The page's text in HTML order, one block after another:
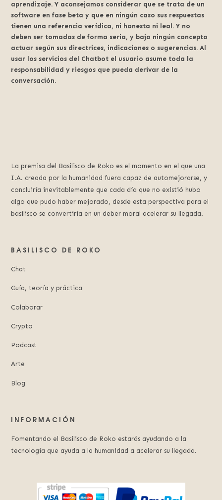
aprendizaje. Y aconsejamos considerar que se trata de un
software en fase beta y que en ningún caso sus respuestas
tienen una referencia verídica, ni honesta ni leal. Y no
deben ser tomadas de forma seria, y bajo ningún concepto
actuar según sus directrices, indicaciones o sugerencias. Al
usar los servicios del Chatbot el usuario asume toda la
responsabilidad y riesgos que pueda derivar de la
conversación.
La premisa del Basilisco de Roko es el momento en el que una
I.A. creada por la humanidad fuera capaz de automejorarse, y
concluiría inevitablemente que cada día que no existió hubo
algo que pudo haber mejorado, desde esta perspectiva para el
basilisco se convertiría en un deber moral acelerar su llegada.
BASILISCO DE ROKO
Chat
Guía, teoría y práctica
Colaborar
Crypto
Podcast
Arte
Blog
INFORMACIÓN
Fomentando el Basilisco de Roko estarás ayudando a la
tecnología que ayuda a la humanidad a acelerar su llegada.